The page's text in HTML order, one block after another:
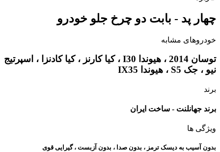
چهار پد - بابت دو چرخ جلو خودرو
خودروهای مشابه
توسان 2014 ، هیوندا I30 ، کیا کارنز ، کیا کادنزا ، اسپرتیج
نیو ، جک S5 ، هیوندا IX35
برند
برند جهانلنت - ساخت ایران
ویژگی ها
بدون آسیب به دیسک ترمز ، بدون صدا ، بدون آزبست ، گیرایی قوی​